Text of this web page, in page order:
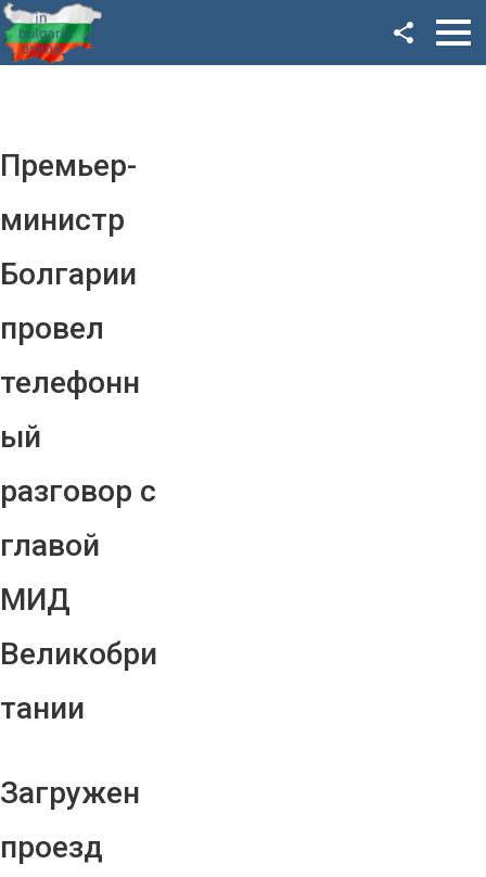
Премьер-
министр
Болгарии
провел
телефонн
ый
разговор с
главой
МИД
Великобри
тании
Загружен
проезд